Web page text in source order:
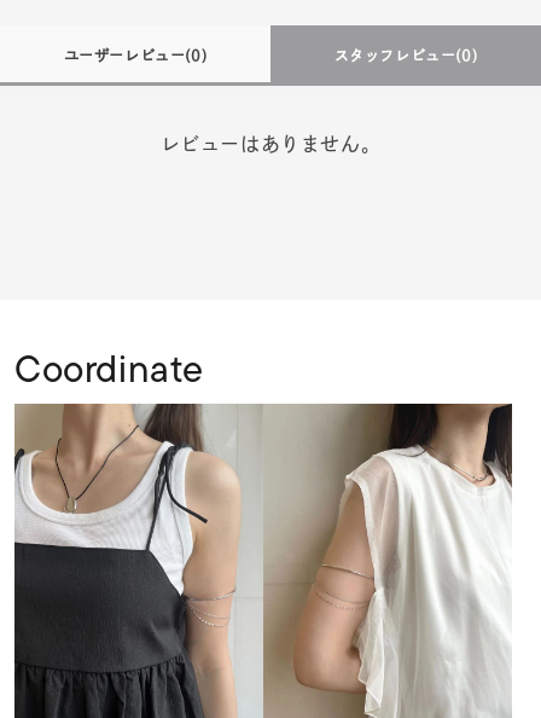
ユーザーレビュー(0) スタッフレビュー(0)
レビューはありません。
Coordinate